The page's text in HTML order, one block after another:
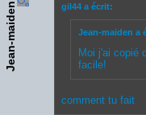
Jean-maiden gil44 a écrit:
Jean-maiden a
Moi j'ai copié
facile!
comment tu fait